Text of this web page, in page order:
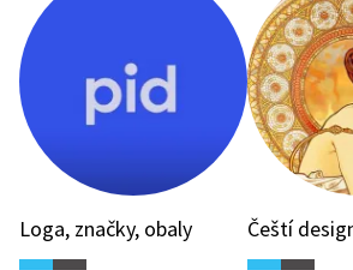
Loga, značky, obaly Čeští